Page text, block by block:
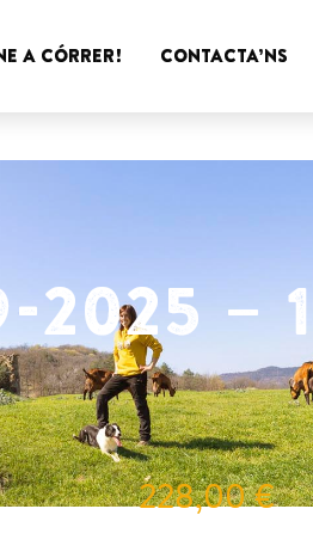
A CÓRRER! CONTACTA’NS
–
228,00€